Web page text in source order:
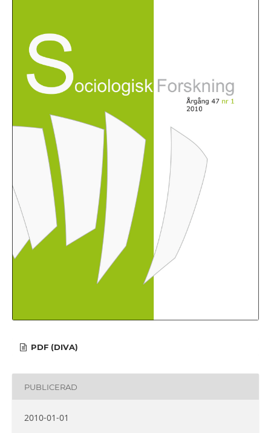
PDF (DIVA)
PUBLICERAD
2010-01-01